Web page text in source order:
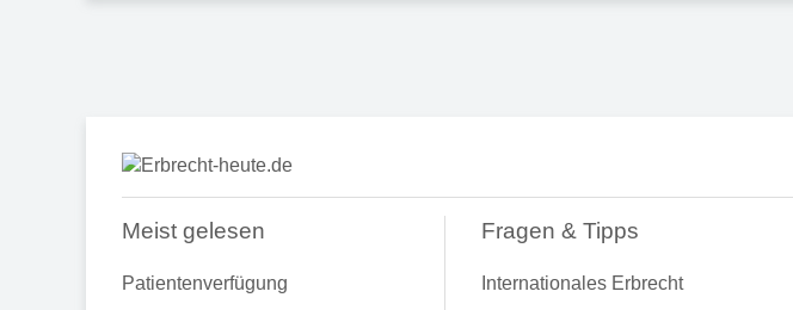
Meist gelesen
Patientenverfügung
Fragen & Tipps
Internationales Erbrecht